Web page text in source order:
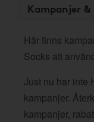
Kampanjer
Här finns
Socks att
Just nu har inte
kampanjer.
kampanjer,